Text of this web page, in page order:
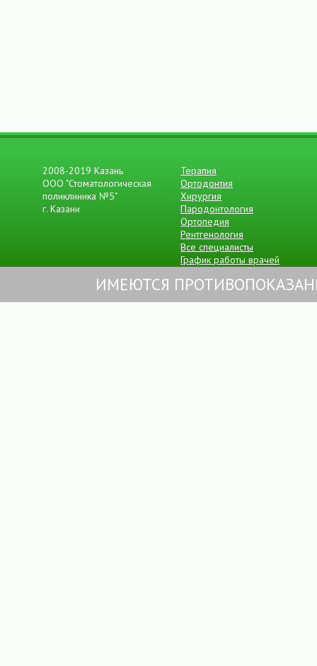
2008- 2019 Казань
ООО "Стоматологическая
поликлиника №5"
г. Казани
Терапия
Ортодонтия
Хирургия
Пародонтология
Ортопедия
Рентгенология
Все специалисты
График работы врачей
ИМЕЮТСЯ